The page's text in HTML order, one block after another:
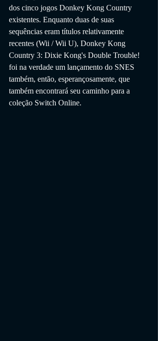
dos cinco jogos Donkey Kong Country
existentes. Enquanto duas de suas
sequências eram títulos relativamente
recentes (Wii / Wii U), Donkey Kong
Country 3: Dixie Kong's Double Trouble!
foi na verdade um lançamento do SNES
também, então, esperançosamente, que
também encontrará seu caminho para a
coleção Switch Online.